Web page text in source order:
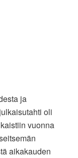
ja
oli
vuonna
aikakauden